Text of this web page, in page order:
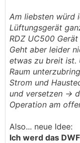
Im Hintergrund
Laufen und bei
wesentlich
Ich darf dabei
Auch
paar Punkte
Aber
schon echt gutes
Wir sind auch mit
künftig vielleicht
Entfeuchtungs-
Am liebsten würd
Lüftungsgerät
RDZ UC500
Geht aber leider
etwas zu breit ist.
Raum
Strom und
und versetzen ->
Operation am
Also... neue Idee:
Ich werd das